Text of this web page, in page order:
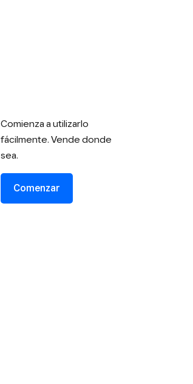
Comienza a utilizarlo
fácilmente. Vende donde
sea.
Comenzar